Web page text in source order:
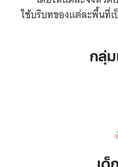
ใช้บริบทของแต่ละพื้นที่เ
กลุ่